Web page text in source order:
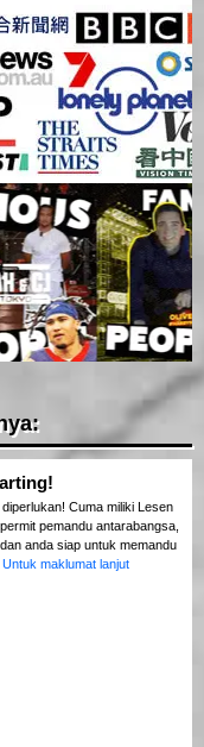
Cuma miliki Lesen
pemandu antarabangsa,
anda siap untuk memandu
Untuk maklumat lanjut